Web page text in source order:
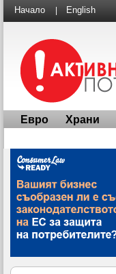
Начало English
Евро Храни